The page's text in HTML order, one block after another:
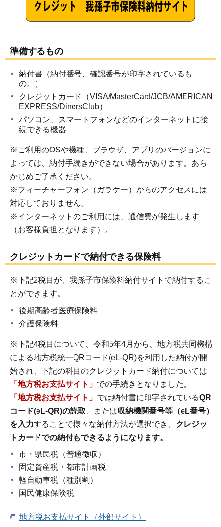
準備するもの
納付書（納付番号、確認番号が印字されているも
の。）
クレジットカード（VISA/MasterCard/JCB/AMERICAN
EXPRESS/DinersClub）
パソコン、スマートフォンなどのインターネットに接
続できる機器
※ご利用のOSや機種、ブラウザ、アプリのバージョンに
よっては、納付手続きができない場合があります。あら
かじめご了承ください。
※フィーチャーフォン（ガラケー）からのアクセスには
対応しておりません。
※インターネットのご利用には、通信費が発生します
（お客様負担となります）。
クレジットカードで納付できる保険料
※下記2税目が、我孫子市保険料納付サイトで納付するこ
とができます。
後期高齢者医療保険料
介護保険料
※下記4税目について、令和5年4月から、地方税共同機構
による地方税統一QRコード(eL-QR)を利用した納付が開
始され、下記の科目のクレジットカード納付については
「地方税お支払サイト」 での手続きとなりました。
「地方税お支払サイト」 では納付書に印字されているQR
コード(eL-QR)の読取 、または収納機関番号等（eL番号）
を入力することで様々な納付方法が選択でき、 クレジッ
トカードでの納付もできるようになります。
市・県民税（普通徴収）
固定資産税・都市計画税
軽自動車税（種別割）
国民健康保険税
地方税お支払サイト（外部サイト）